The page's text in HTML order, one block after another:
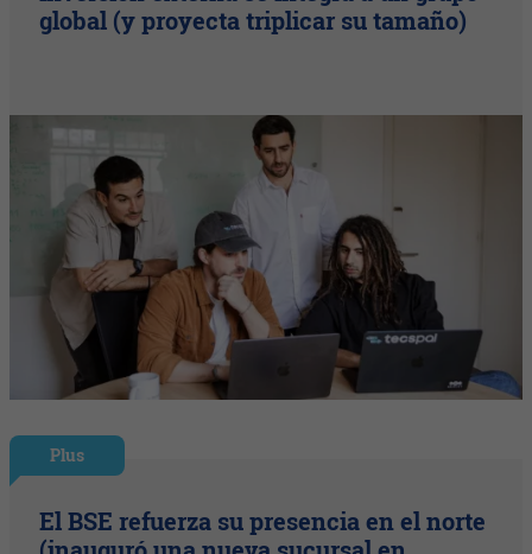
global (y proyecta triplicar su tamaño)
Plus
El BSE refuerza su presencia en el norte